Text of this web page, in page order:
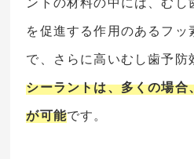
を促進する作用のあるフ
で、さらに高いむし歯予防
シーラントは、多くの場
が可能です。